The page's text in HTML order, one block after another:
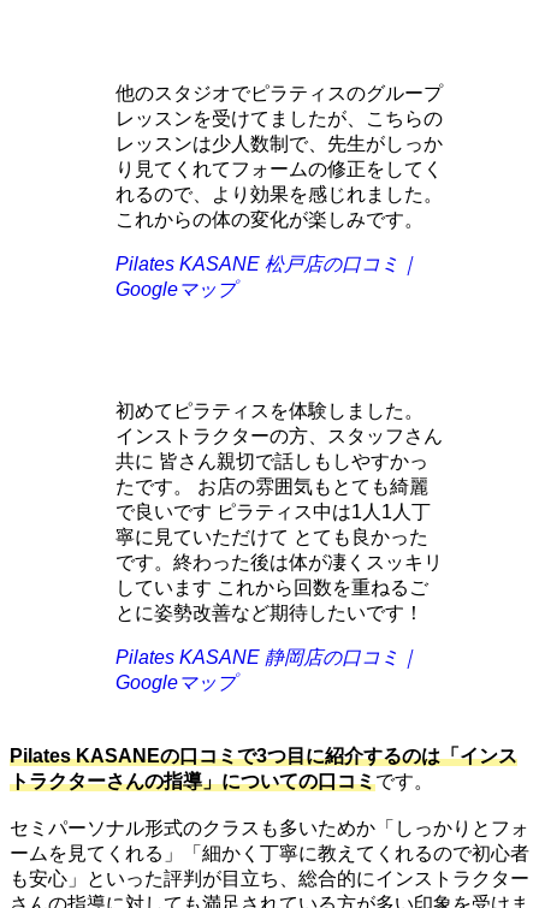
他のスタジオでピラティスのグループ
レッスンを受けてましたが、こちらの
レッスンは少人数制で、先生がしっか
り見てくれてフォームの修正をしてく
れるので、より効果を感じれました。
これからの体の変化が楽しみです。
Pilates KASANE 松戸店の口コミ｜
Googleマップ
初めてピラティスを体験しました。
インストラクターの方、スタッフさん
共に 皆さん親切で話しもしやすかっ
たです。 お店の雰囲気もとても綺麗
で良いです ピラティス中は1人1人丁
寧に見ていただけて とても良かった
です。終わった後は体が凄くスッキリ
しています これから回数を重ねるご
とに姿勢改善など期待したいです！
Pilates KASANE 静岡店の口コミ｜
Googleマップ
Pilates KASANEの口コミで3つ目に紹介するのは「インス
トラクターさんの指導」についての口コミです。
セミパーソナル形式のクラスも多いためか「しっかりとフォ
ームを見てくれる」「細かく丁寧に教えてくれるので初心者
も安心」といった評判が目立ち、総合的にインストラクター